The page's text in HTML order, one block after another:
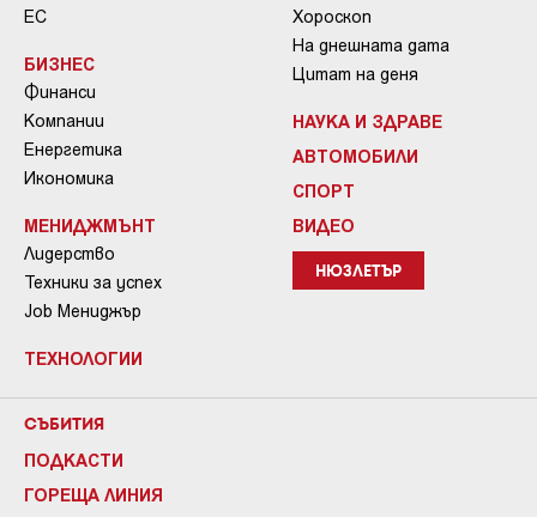
ЕС
БИЗНЕС
Финанси
Компании
Енергетика
Икономика
МЕНИДЖМЪНТ
Лидерство
Техники за успех
Job Мениджър
ТЕХНОЛОГИИ
Хороскоп
На днешната дата
Цитат на деня
НАУКА И ЗДРАВЕ
АВТОМОБИЛИ
СПОРТ
ВИДЕО
НЮЗЛЕТЪР
СЪБИТИЯ
ПОДКАСТИ
ГОРЕЩА ЛИНИЯ